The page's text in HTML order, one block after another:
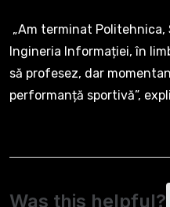
„Am terminat Politehnica,
Ingineria Informației, în
să profesez, dar
performanță sportivă”,
Was this helpful?